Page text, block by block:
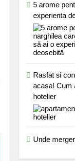
5 arome
experienta
Rasfat si
acasa! Cum
hotelier
Unde